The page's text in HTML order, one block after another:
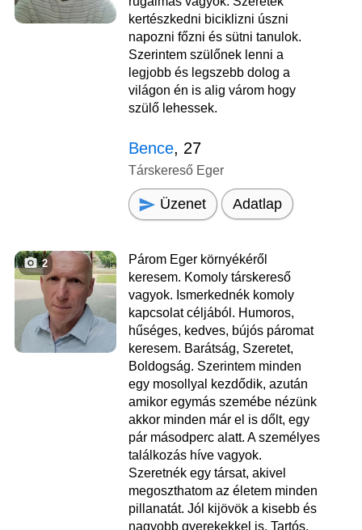
kertészkedni biciklizni úszni
napozni főzni és sütni tanulok.
Szerintem szülőnek lenni a
legjobb és legszebb dolog a
világon én is alig várom hogy
szülő lehessek.
Bence, 27
Társkereső Eger
Üzenet Adatlap
2
Párom Eger környékéről
keresem. Komoly társkereső
vagyok. Ismerkednék komoly
kapcsolat céljából. Humoros,
hűséges, kedves, bújós páromat
keresem. Barátság, Szeretet,
Boldogság. Szerintem minden
egy mosollyal kezdődik, azután
amikor egymás szemébe nézünk
akkor minden már el is dőlt, egy
pár másodperc alatt. A személyes
találkozás híve vagyok.
Szeretnék egy társat, akivel
megoszthatom az életem minden
pillanatát. Jól kijövök a kisebb és
nagyobb gyerekekkel is. Tartós,